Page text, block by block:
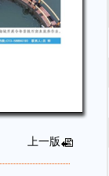
上一版